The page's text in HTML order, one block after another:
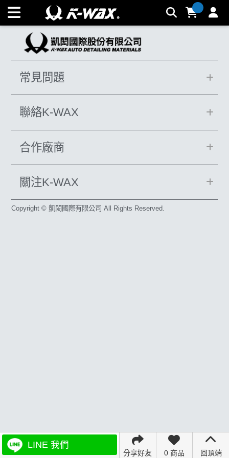
第九元素-引擎系統強化劑_RoHS | K-WAX台灣汽車美容材料
常見問題
聯絡K-WAX
合作廠商
關注K-WAX
Copyright © 凱閎國際有限公司 All Rights Reserved.
LINE 我們
回頂端
0 商品
分享好友